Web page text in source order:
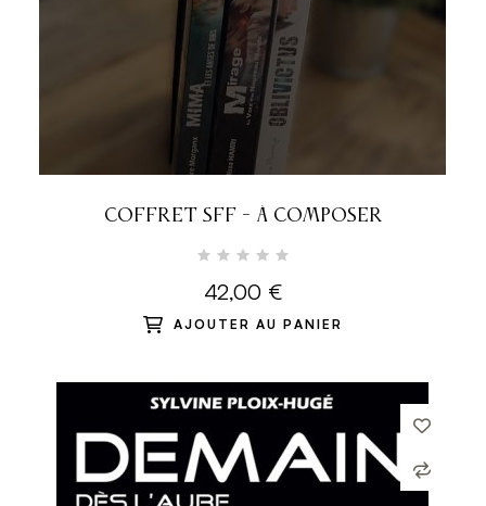
COFFRET SFF - À COMPOSER
42,00 €
AJOUTER AU PANIER